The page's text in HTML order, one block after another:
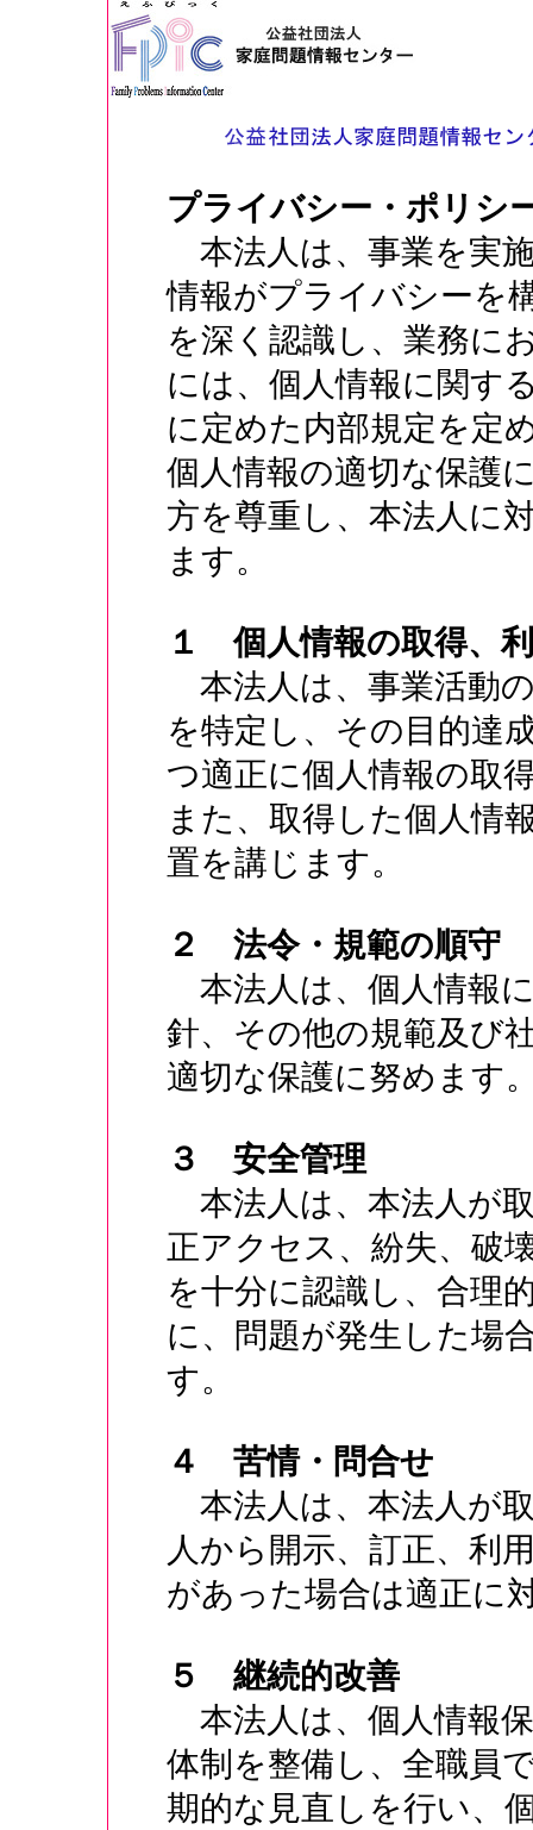
プライバシー・ポリシ
本法人は、事業を実
情報がプライバシーを
を深く認識し、業務に
には、個人情報に関す
に定めた内部規定を定
個人情報の適切な保護
方を尊重し、本法人に
ます。
１ 個人情報の取得、
本法人は、事業活動
を特定し、その目的達
つ適正に個人情報の取
また、取得した個人情
置を講じます。
２ 法令・規範の順守
本法人は、個人情報
針、その他の規範及び
適切な保護に努めます
３ 安全管理
本法人は、本法人が
正アクセス、紛失、破
を十分に認識し、合理
に、問題が発生した場
す。
４ 苦情・問合せ
本法人は、本法人が
人から開示、訂正、利
があった場合は適正に
５ 継続的改善
本法人は、個人情報
体制を整備し、全職員
期的な見直しを行い、